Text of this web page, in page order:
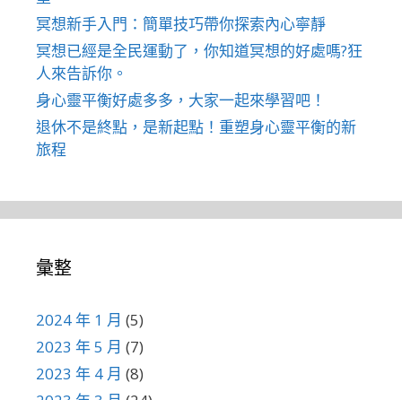
冥想新手入門：簡單技巧帶你探索內心寧靜
冥想已經是全民運動了，你知道冥想的好處嗎?狂
人來告訴你。
身心靈平衡好處多多，大家一起來學習吧！
退休不是終點，是新起點！重塑身心靈平衡的新
旅程
彙整
2024 年 1 月 (5)
2023 年 5 月 (7)
2023 年 4 月 (8)